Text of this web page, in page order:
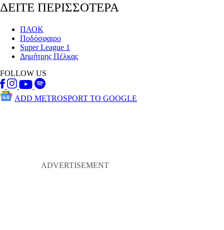
ΔΕΙΤΕ ΠΕΡΙΣΣΟΤΕΡΑ
ΠΑΟΚ
Ποδόσφαιρο
Super League 1
Δημήτρης Πέλκας
FOLLOW US
ADD METROSPORT TO GOOGLE